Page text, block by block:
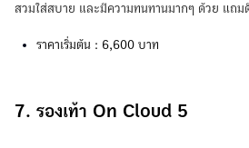
สวมใส่สบาย และมีความทนทานมากๆ ด้วย แถม
ราคาเริ่มต้น : 6,600 บาท
7. รองเท้า On Cloud 5